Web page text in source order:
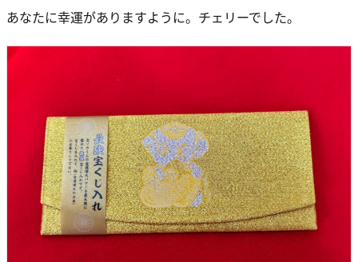
あなたに幸運がありますように。チェリーでした。